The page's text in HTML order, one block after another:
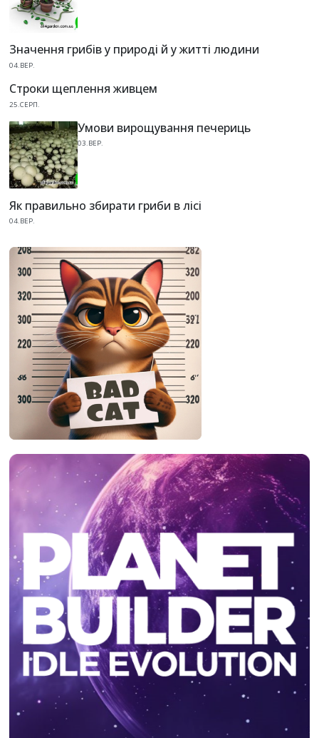
Значення грибів у природі й у житті людини
04.ВЕР.
Строки щеплення живцем
25.СЕРП.
Умови вирощування печериць
03.ВЕР.
Як правильно збирати гриби в лісі
04.ВЕР.